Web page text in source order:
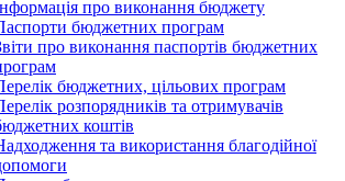
про виконання бюджету
бюджетних програм
про виконання паспортів бюджетних
бюджетних, цільових програм
розпорядників та отримувачів
коштів
та використання благодійної